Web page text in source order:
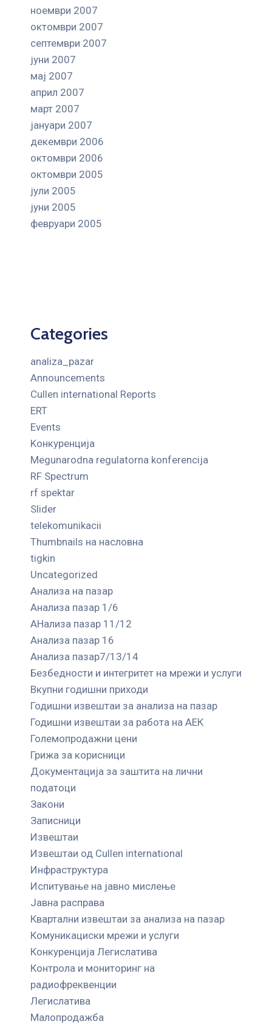
ноември 2007
октомври 2007
септември 2007
јуни 2007
мај 2007
април 2007
март 2007
јануари 2007
декември 2006
октомври 2006
октомври 2005
јули 2005
јуни 2005
февруари 2005
Categories
analiza_pazar
Announcements
Cullen international Reports
ERT
Events
Kонкуренција
Megunarodna regulatorna konferencija
RF Spectrum
rf spektar
Slider
telekomunikacii
Thumbnails на насловна
tigkin
Uncategorized
Анализа на пазар
Анализа пазар 1/6
АНализа пазар 11/12
Анализа пазар 16
Анализа пазар7/13/14
Безбедности и интегритет на мрежи и услуги
Вкупни годишни приходи
Годишни извештаи за анализа на пазар
Годишни извештаи за работа на АЕК
Големопродажни цени
Грижа за корисници
Документација за заштита на лични
податоци
Закони
Записници
Извештаи
Извештаи од Cullen international
Инфраструктура
Испитување на јавно мислење
Јавна расправа
Квартални извештаи за анализа на пазар
Комуникациски мрежи и услуги
Конкуренција Легислатива
Контрола и мониторинг на
радиофреквенции
Легислатива
Малопродажба